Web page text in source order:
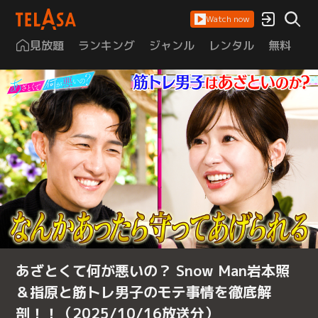
Watch now
見放題 ランキング ジャンル レンタル 無料
あざとくて何が悪いの？ Snow Man岩本照
＆指原と筋トレ男子のモテ事情を徹底解
剖！！（2025/10/16放送分）